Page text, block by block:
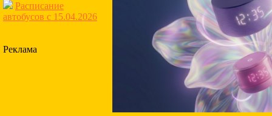
Расписание
автобусов с 15.04.2026
Реклама